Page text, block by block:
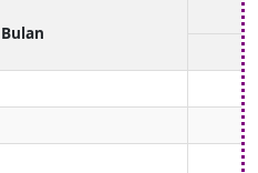
Bulan